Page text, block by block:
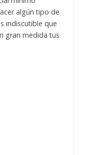
algún tipo de
indiscutible que
gran medida tus